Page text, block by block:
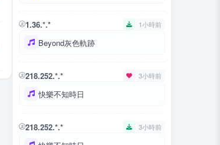
1.36.*.* 1小時前
Beyond灰色軌跡
218.252.*.* 3小時前
快樂不知時日
218.252.*.* 3小時前